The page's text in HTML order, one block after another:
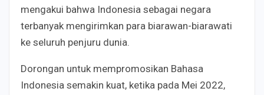
mengakui bahwa Indonesia sebagai negara
terbanyak mengirimkan para biarawan-biarawati
ke seluruh penjuru dunia.
Dorongan untuk mempromosikan Bahasa
Indonesia semakin kuat, ketika pada Mei 2022,